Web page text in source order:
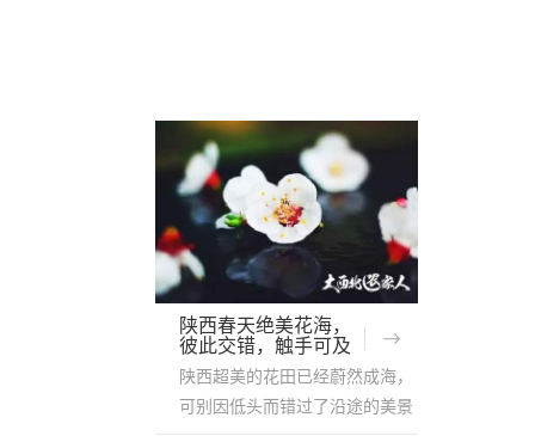
陕西春天绝美花海，
彼此交错，触手可及
陕西超美的花田已经蔚然成海，
可别因低头而错过了沿途的美景